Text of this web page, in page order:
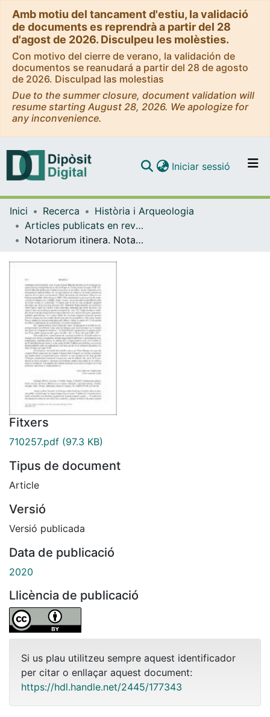
Amb motiu del tancament d'estiu, la validació
de documents es reprendrà a partir del 28
d'agost de 2026. Disculpeu les molèsties.
Con motivo del cierre de verano, la validación de
documentos se reanudará a partir del 28 de agosto
de 2026. Disculpad las molestias
Due to the summer closure, document validation will
resume starting August 28, 2026. We apologize for
any inconvenience.
Navega per tot el DD
Com publicar
Iniciar sessió (current)
Inici Recerca
Història i Arqueologia
Articles publicats en revistes (Història i Arqueologia)
Notariorum itinera. Notai toscani del basso Medioevo tra routine, mobilità e specializzazione
Fitxers
710257.pdf (97.3 KB)
Tipus de document
Article
Versió
Versió publicada
Data de publicació
2020
Llicència de publicació
Si us plau utilitzeu sempre aquest identificador
per citar o enllaçar aquest document:
https://hdl.handle.net/2445/177343